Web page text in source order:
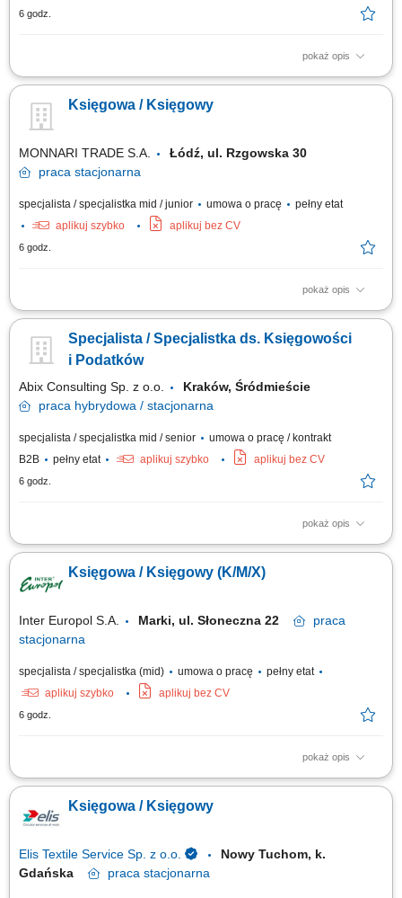
6 godz.
pokaż opis
Opis stanowiska: Księgowanie i kontrola operacji księgowych (faktury
Miesięczna analiza kont bilansowych, Miesięczna weryfikacja stanu
rozrachunków, rozliczeń międzyokresowych oraz środków trwałych,
Księgowa / Księgowy
MONNARI TRADE S.A.
Łódź, ul. Rzgowska 30
praca stacjonarna
specjalista / specjalistka mid / junior umowa o pracę
pełny etat
aplikuj szybko
aplikuj bez CV
6 godz.
pokaż opis
Opis stanowiska: dekretowanie i księgowanie dokumentów zgodnie z
zakresie poszczególnych kont księgowych, w tym w ramach procesu
zamknięcia miesiąca, księgowanie dokumentów zakupowych:
Specjalista / Specjalistka ds. Księgowości
i Podatków
Abix Consulting Sp. z o.o.
Kraków, Śródmieście
praca hybrydowa / stacjonarna
specjalista / specjalistka mid / senior
umowa o pracę / kontrakt
B2B
pełny etat aplikuj szybko aplikuj bez CV
6 godz.
pokaż opis
prowadzenie pełnej księgowości oraz podatkowych form ewidencji dla
wyciągów bankowych, przygotowywanie rozliczeń podatkowych VAT, PIT i
CIT oraz danych do sprawozdań finansowych, kontrolowanie i
Księgowa / Księgowy (K/M/X)
Inter Europol S.A. Marki, ul. Słoneczna 22
praca
stacjonarna
specjalista / specjalistka (mid) umowa o pracę
pełny etat
aplikuj szybko
aplikuj bez CV
6 godz.
pokaż opis
Główne zadania: Prowadzenie bieżącej ewidencji księgowej zgodnie z
sprzedażowych; Rozliczanie transakcji wewnątrzwspólnotowych oraz
importu usług; Rozliczanie zagranicznych delegacji służbowych; Udział w
Księgowa / Księgowy
Elis Textile Service Sp. z o.o.
Nowy Tuchom, k.
Gdańska
praca stacjonarna